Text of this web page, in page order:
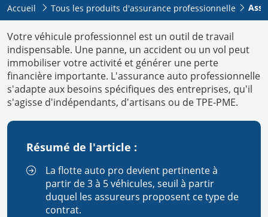
Accueil Tous les produits d'assurance professionnelle
Votre véhicule professionnel est un outil de travail
indispensable. Une panne, un accident ou un vol peut
immobiliser votre activité et générer une perte
financière importante. L'assurance auto professionnelle
s'adapte aux besoins spécifiques des entreprises, qu'il
s'agisse d'indépendants, d'artisans ou de TPE-PME.
Résumé de l'article :
La flotte auto pro devient pertinente à
partir de 3 à 5 véhicules, seuil à partir
duquel les assureurs proposent ce type de
contrat.